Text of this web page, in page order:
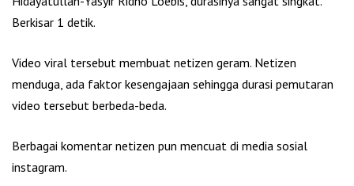
Berkisar 1 detik.
Video viral tersebut membuat netizen geram. Netizen
menduga, ada faktor kesengajaan sehingga durasi pemutaran
video tersebut berbeda-beda.
Berbagai komentar netizen pun mencuat di media sosial
instagram.